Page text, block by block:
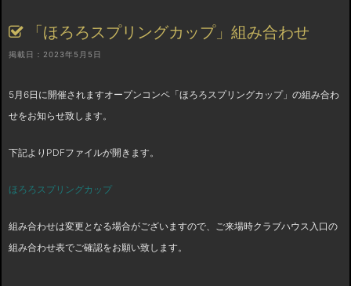
「ほろろスプリングカップ」組み合わせ
掲載日：2023年5月5日
5月6日に開催されますオープンコンペ「ほろろスプリングカップ」の組み合わ
せをお知らせ致します。
下記よりPDFファイルが開きます。
ほろろスプリングカップ
組み合わせは変更となる場合がございますので、ご来場時クラブハウス入口の
組み合わせ表でご確認をお願い致します。